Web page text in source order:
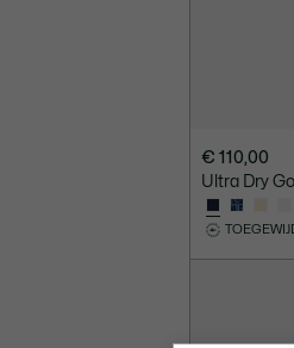
€ 110,00
Ultra Dry